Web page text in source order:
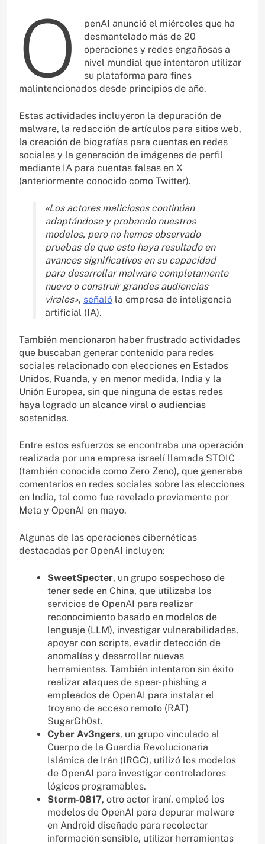
O
penAI anunció el miércoles que ha
desmantelado más de 20
operaciones y redes engañosas a
nivel mundial que intentaron utilizar
su plataforma para fines
malintencionados desde principios de año.
Estas actividades incluyeron la depuración de
malware, la redacción de artículos para sitios web,
la creación de biografías para cuentas en redes
sociales y la generación de imágenes de perfil
mediante IA para cuentas falsas en X
(anteriormente conocido como Twitter).
«Los actores maliciosos continúan
adaptándose y probando nuestros
modelos, pero no hemos observado
pruebas de que esto haya resultado en
avances significativos en su capacidad
para desarrollar malware completamente
nuevo o construir grandes audiencias
virales», señaló la empresa de inteligencia
artificial (IA).
También mencionaron haber frustrado actividades
que buscaban generar contenido para redes
sociales relacionado con elecciones en Estados
Unidos, Ruanda, y en menor medida, India y la
Unión Europea, sin que ninguna de estas redes
haya logrado un alcance viral o audiencias
sostenidas.
Entre estos esfuerzos se encontraba una operación
realizada por una empresa israelí llamada STOIC
(también conocida como Zero Zeno), que generaba
comentarios en redes sociales sobre las elecciones
en India, tal como fue revelado previamente por
Meta y OpenAI en mayo.
Algunas de las operaciones cibernéticas
destacadas por OpenAI incluyen:
SweetSpecter, un grupo sospechoso de
tener sede en China, que utilizaba los
servicios de OpenAI para realizar
reconocimiento basado en modelos de
lenguaje (LLM), investigar vulnerabilidades,
apoyar con scripts, evadir detección de
anomalías y desarrollar nuevas
herramientas. También intentaron sin éxito
realizar ataques de spear-phishing a
empleados de OpenAI para instalar el
troyano de acceso remoto (RAT)
SugarGh0st.
Cyber Av3ngers, un grupo vinculado al
Cuerpo de la Guardia Revolucionaria
Islámica de Irán (IRGC), utilizó los modelos
de OpenAI para investigar controladores
lógicos programables.
Storm-0817, otro actor iraní, empleó los
modelos de OpenAI para depurar malware
en Android diseñado para recolectar
información sensible, utilizar herramientas